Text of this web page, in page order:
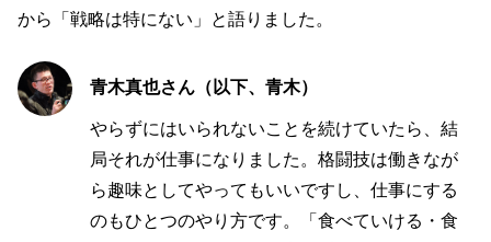
から「戦略は特にない」と語りました。
青木真也さん（以下、青木）
やらずにはいられないことを続けていたら、結
局それが仕事になりました。格闘技は働きなが
ら趣味としてやってもいいですし、仕事にする
のもひとつのやり方です。「食べていける・食